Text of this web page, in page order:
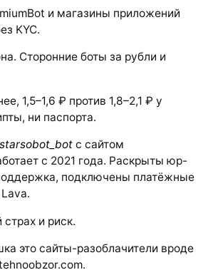
и магазины приложений
KYC.
Сторонние боты за рубли и
1,5–1,6 ₽ против 1,8–2,1 ₽ у
ни паспорта.
с сайтом
с 2021 года. Раскрыты юр-
подключены платёжные
страх и риск.
это сайты-разоблачители вроде